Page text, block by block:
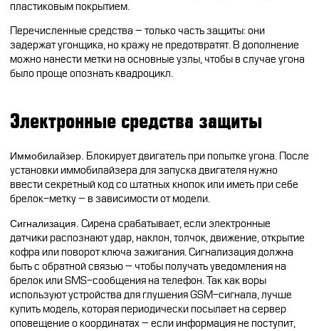
пластиковым покрытием.
Перечисленные средства – только часть защиты: они
задержат угонщика, но кражу не предотвратят. В дополнение
можно нанести метки на основные узлы, чтобы в случае угона
было проще опознать квадроцикл.
Электронные средства защиты
Иммобилайзер. Блокирует двигатель при попытке угона. После
установки иммобилайзера для запуска двигателя нужно
ввести секретный код со штатных кнопок или иметь при себе
брелок-метку – в зависимости от модели.
Сигнализация. Сирена срабатывает, если электронные
датчики распознают удар, наклон, толчок, движение, открытие
кофра или поворот ключа зажигания. Сигнализация должна
быть с обратной связью – чтобы получать уведомления на
брелок или SMS-сообщения на телефон. Так как воры
используют устройства для глушения GSM-сигнала, лучше
купить модель, которая периодически посылает на сервер
оповещение о координатах – если информация не поступит,